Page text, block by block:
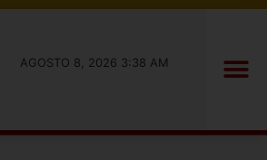
AGOSTO 8, 2026 3:38 AM